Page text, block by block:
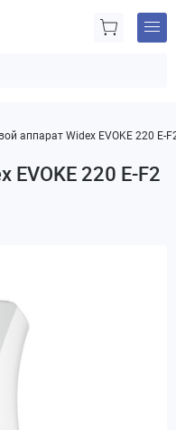
аппарат Widex EVOKE 220 E-
EVOKE 220 E-F2